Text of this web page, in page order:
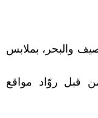
والبحر، بملابس
من قبل روّاد مواقع